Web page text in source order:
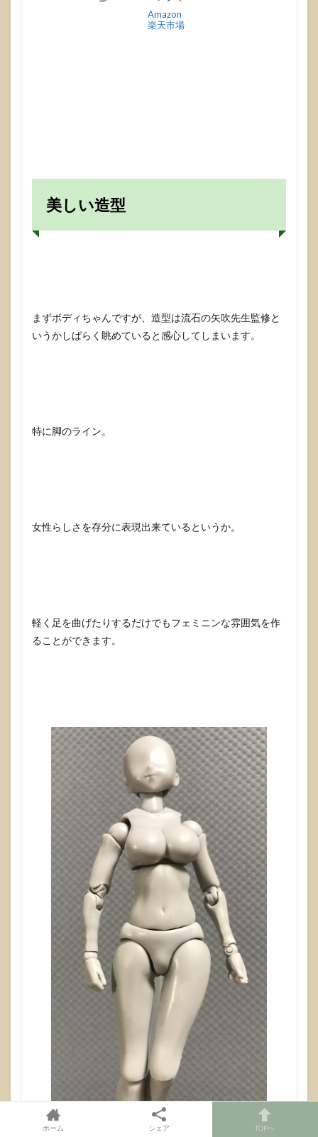
Amazon
楽天市場
美しい造型
まずボディちゃんですが、造型は流石の矢吹先生監修と
いうかしばらく眺めていると感心してしまいます。
特に脚のライン。
女性らしさを存分に表現出来ているというか。
軽く足を曲げたりするだけでもフェミニンな雰囲気を作
ることができます。
ホーム シェア TOPへ